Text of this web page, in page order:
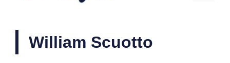
William Scuotto